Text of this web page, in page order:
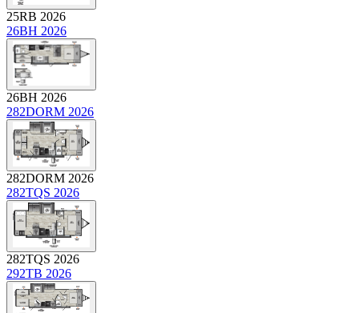
25RB 2026
26BH 2026
26BH 2026
282DORM 2026
282DORM 2026
282TQS 2026
282TQS 2026
292TB 2026